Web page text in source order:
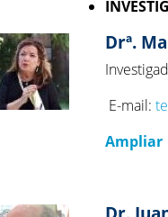
Drª.
E-mail:
Ampliar